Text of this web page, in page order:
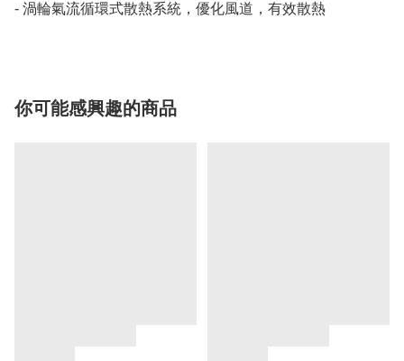
- 渦輪氣流循環式散熱系統，優化風道，有效散熱
你可能感興趣的商品